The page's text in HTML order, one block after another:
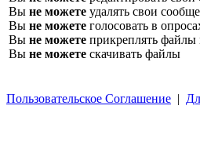
Вы не можете удалять свои
Вы не можете голосовать в
Вы не можете прикреплять
Вы не можете скачивать файлы
Пользовательское Соглашение |